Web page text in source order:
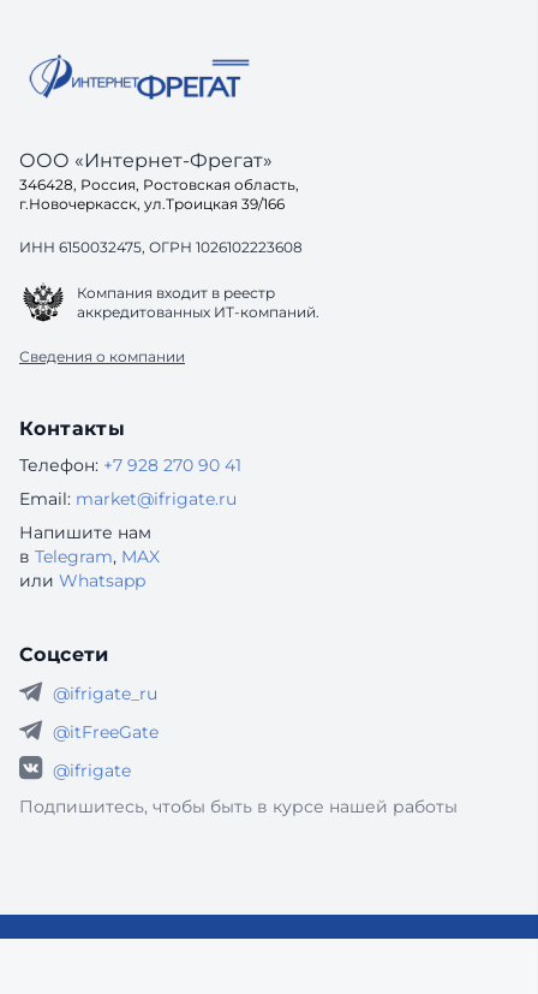
ООО «Интернет-Фрегат»
346428, Россия, Ростовская область,
г.Новочеркасск, ул.Троицкая 39/166
ИНН 6150032475, ОГРН 1026102223608
Компания входит в реестр
аккредитованных ИТ-компаний.
Сведения о компании
Контакты
Телефон: +7 928 270 90 41
Email: market@ifrigate.ru
Напишите нам
в Telegram, MAX
или Whatsapp
Соцсети
@ifrigate_ru
@itFreeGate
@ifrigate
Подпишитесь, чтобы быть в курсе нашей работы